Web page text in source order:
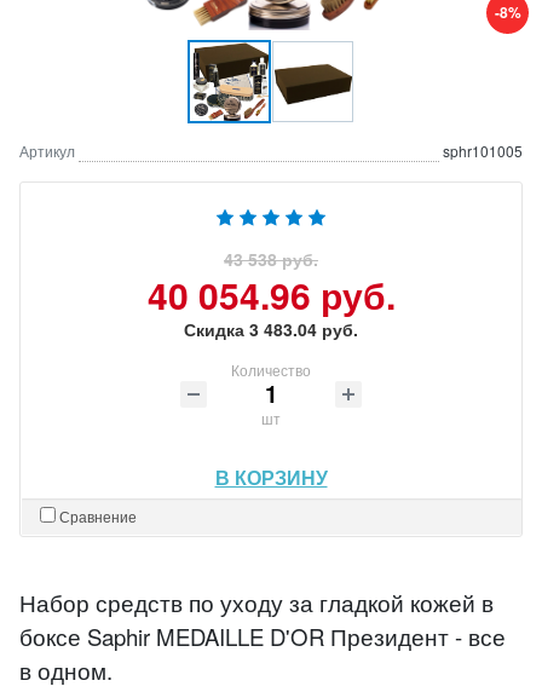
-8%
Артикул sphr101005
43 538 руб.
40 054.96 руб.
Скидка 3 483.04 руб.
Количество
шт
В КОРЗИНУ
Сравнение
Набор средств по уходу за гладкой кожей в
боксе Saphir MEDAILLE D'OR Президент - все
в одном.